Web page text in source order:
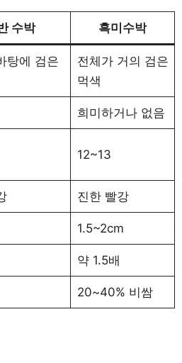
수박 흑미수박
탕에 검은
전체가 거의 검은
먹색
희미하거나 없음
12~13
진한 빨강
1.5~2cm
약 1.5배
20~40% 비쌈